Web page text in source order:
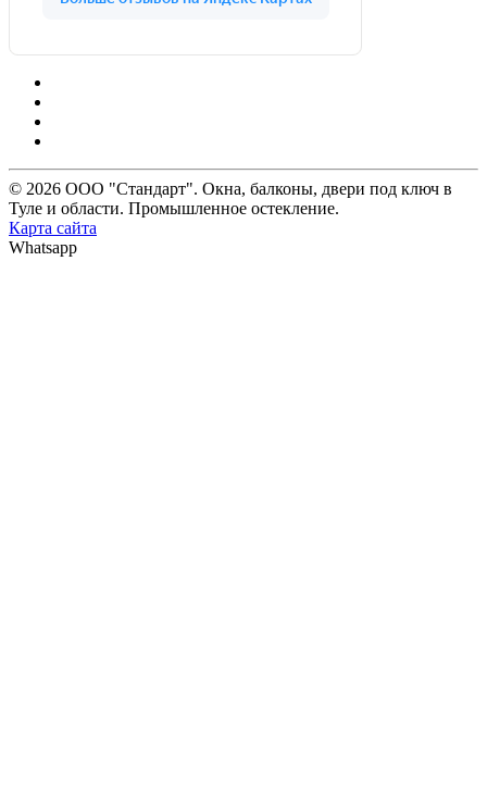
© 2026 ООО "Стандарт". Окна, балконы, двери под ключ в
Туле и области. Промышленное остекление.
Карта сайта
Whatsapp